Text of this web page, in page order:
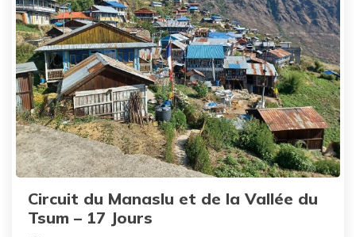
Circuit du Manaslu et de la Vallée du
Tsum – 17 Jours